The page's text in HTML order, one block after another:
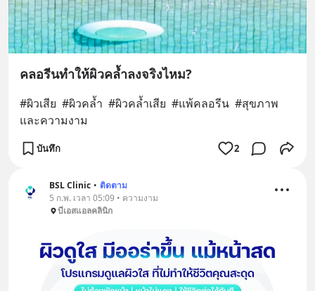
คลอรีนทำให้ผิวคล้ำลงจริงไหม?
#ผิวเสีย  #ผิวคล้ำ  #ผิวคล้ำเสีย  #แพ้คลอรีน  #สุขภาพ
และความงาม
บันทึก 2
BSL Clinic • ติดตาม
5 ก.พ. เวลา 05:09 • ความงาม
บีเอสแอลคลินิก